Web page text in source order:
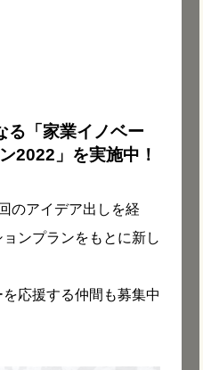
る 「家業イノベー
2022」 を実施中！
のアイデア出しを経
ンプランをもとに新し
応援する仲間も募集中